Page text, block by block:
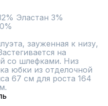
Эластан 3%
зауженная к низу,
на
со шлефками. Низ
юбки из отделочной
67 см для роста 164